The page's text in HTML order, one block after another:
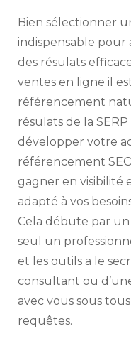
Bien sélectionner
indispensable pour
des résulats
ventes en ligne il
référencement
résulats de la
développer votre
référencement
gagner en visibilité
adapté à vos
Cela débute par un
seul un
et les outils a le
consultant ou
avec vous sous
requêtes.